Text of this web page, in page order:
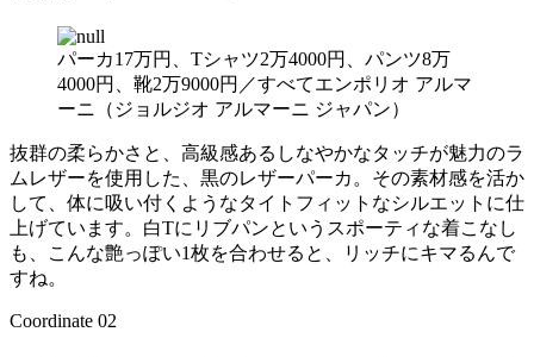
パーカ17万円、Tシャツ2万4000円、パンツ8万
4000円、靴2万9000円／すべてエンポリオ アルマ
ーニ（ジョルジオ アルマーニ ジャパン）
抜群の柔らかさと、高級感あるしなやかなタッチが魅力のラ
ムレザーを使用した、黒のレザーパーカ。その素材感を活か
して、体に吸い付くようなタイトフィットなシルエットに仕
上げています。白Tにリブパンというスポーティな着こなし
も、こんな艶っぽい1枚を合わせると、リッチにキマるんで
すね。
Coordinate 02